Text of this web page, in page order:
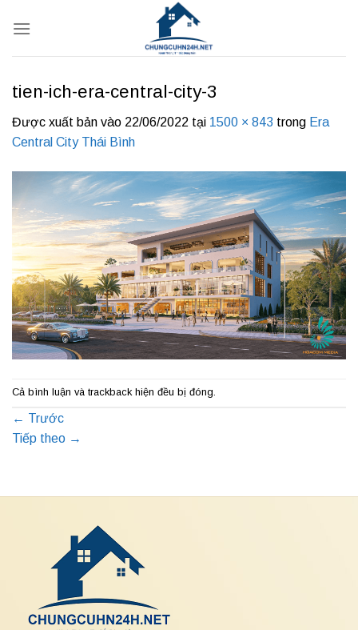
qua
tien-ich-era-central-city-3
Được xuất bản vào 22/06/2022 tại 1500 × 843 trong Era
Central City Thái Bình
Cả bình luận và trackback hiện đều bị đóng.
← Trước
Tiếp theo →